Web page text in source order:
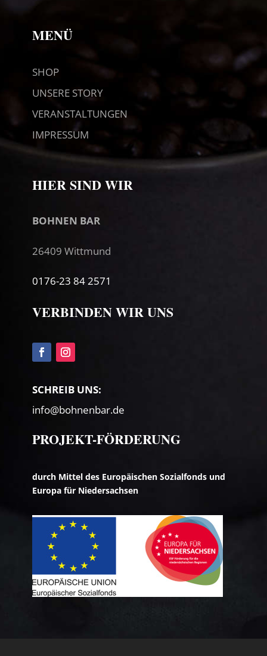
MENÜ
SHOP
UNSERE STORY
VERANSTALTUNGEN
IMPRESSUM
HIER SIND WIR
BOHNEN BAR
26409 Wittmund
0176-23 84 2571
VERBINDEN WIR UNS
SCHREIB UNS:
info@bohnenbar.de
PROJEKT-FÖRDERUNG
durch Mittel des Europäischen Sozialfonds und
Europa für Niedersachsen